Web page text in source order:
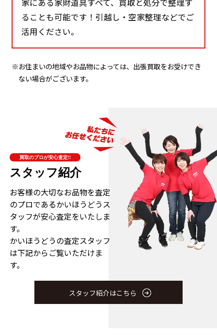
ることも可能です！引越し・空家整理などでご
活用ください。
※お住まいの地域やお品物によっては、出張買取をお受けでき
ない場合がございます。
買取のプロが安心査定!!
スタッフ紹介
お客様の大切なお品物を査定
のプロであるかいほうどうス
タッフが安心査定をいたしま
す。
かいほうどうの査定スタッフ
は下記からご覧いただけま
す。
スタッフ紹介はこちら